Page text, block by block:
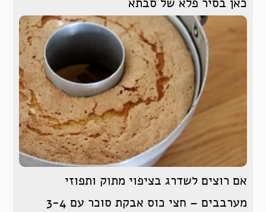
אם רוצים לשדרג בציפוי מתוק ותפוזי
מערבבים – חצי כוס אבקת סוכר עם 3-4